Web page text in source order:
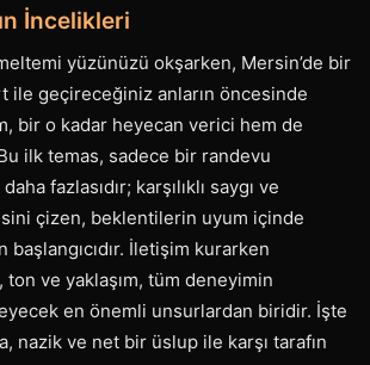
İncelikleri
yüzünüzü okşarken, Mersin’de bir
ile geçireceğiniz anların öncesinde
bir o kadar heyecan verici hem de
ilk temas, sadece bir randevu
fazlasıdır; karşılıklı saygı ve
çizen, beklentilerin uyum içinde
İletişim kurarken
ton ve yaklaşım, tüm deneyimin
en önemli unsurlardan biridir. İşte
nazik ve net bir üslup ile karşı tarafın